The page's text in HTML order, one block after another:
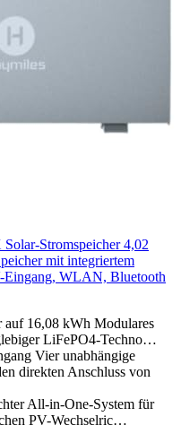
Stromspeicher 4,02
mit integriertem
Eingang, WLAN, Bluetooth
auf 16,08 kWh Modulares
LiFePO4-Techno…
Vier unabhängige
direkten Anschluss von
All-in-One-System für
PV-Wechselric…